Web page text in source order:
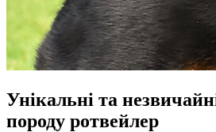
Унікальні та
породу ротвейлер